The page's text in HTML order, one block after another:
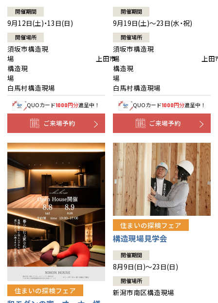
開催期間
9月12日(土)・13日(日)
開催場所
須坂市構造現
場 上田市
構造現
場
白馬村構造現場
QUOカード1000円分進呈中！
ご来場予約
開催期間
9月19日(土)～23日(水・祝)
開催場所
須坂市構造現
場 上田
構造現
白馬村構造現場
QUOカード1000円分進呈中！
ご来場予約
住まいの探検フェア
住まいの探検フェア
構造現場見学会
開催期間
8月9日(日)～23日(日)
開催場所
新潟市南区構造現場